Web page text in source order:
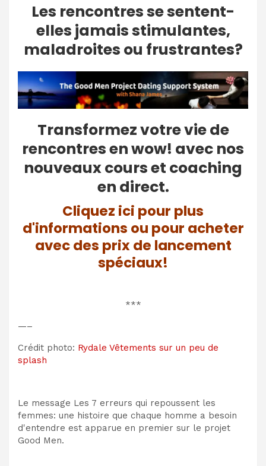
Les rencontres se sentent-
elles jamais stimulantes,
maladroites ou frustrantes?
Transformez votre vie de
rencontres en wow! avec nos
nouveaux cours et coaching
en direct.
Cliquez ici pour plus
d'informations ou pour acheter
avec des prix de lancement
spéciaux!
***
—–
Crédit photo: Rydale Vêtements sur un peu de
splash
Le message Les 7 erreurs qui repoussent les
femmes: une histoire que chaque homme a besoin
d'entendre est apparue en premier sur le projet
Good Men.